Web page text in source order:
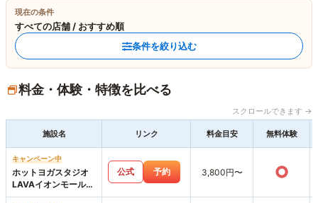
現在の条件
すべての店舗 / おすすめ順
条件を絞り込む
料金・体験・特徴を比べる
スクロールできます →
施設名 リンク 料金目安 無料体験
キャンペーン中
ホットヨガスタジオ
LAVAイオンモール高
岡店
公式 予約 3,800円〜 ○